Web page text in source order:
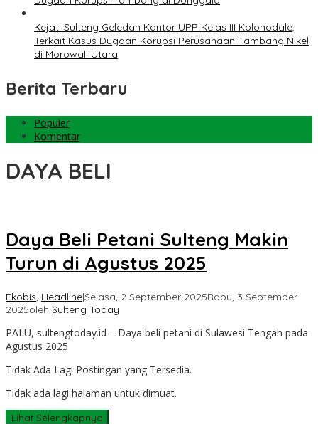
Kejati Sulteng Geledah Kantor UPP Kelas III Kolonodale,
Terkait Kasus Dugaan Korupsi Perusahaan Tambang Nikel
di Morowali Utara
Berita Terbaru
Populer
Komentar
DAYA BELI
Daya Beli Petani Sulteng Makin
Turun di Agustus 2025
Ekobis, Headline|Selasa, 2 September 2025Rabu, 3 September
2025oleh Sulteng Today
PALU, sultengtoday.id – Daya beli petani di Sulawesi Tengah pada
Agustus 2025
Tidak Ada Lagi Postingan yang Tersedia.
Tidak ada lagi halaman untuk dimuat.
Lihat Selengkapnya